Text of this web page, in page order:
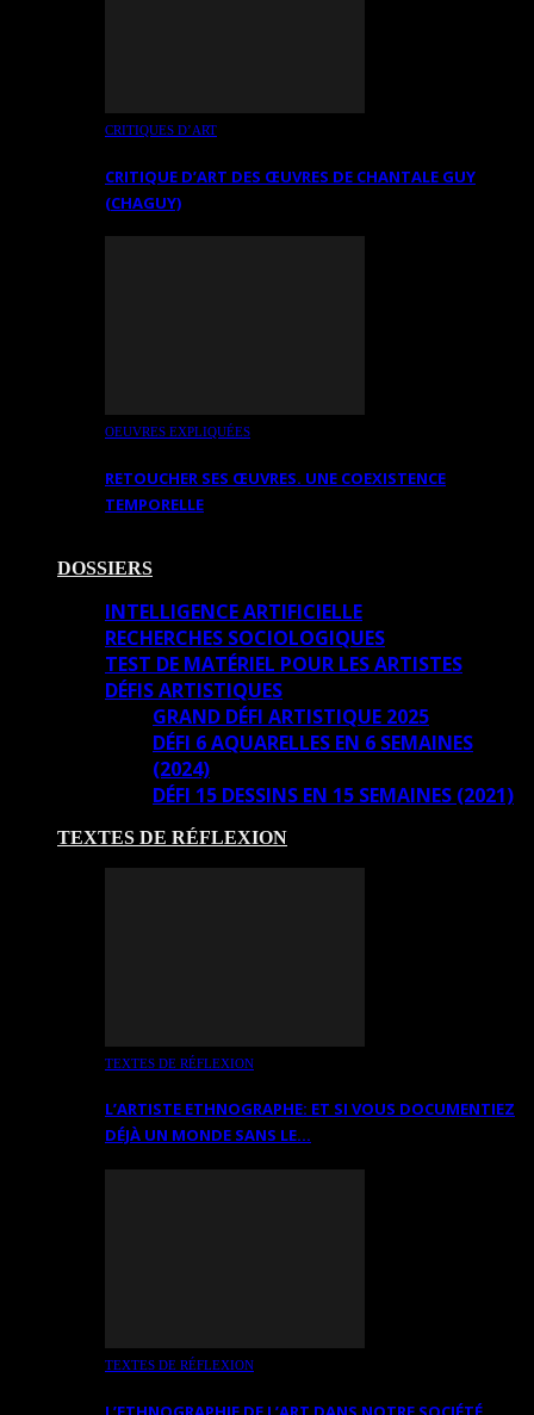
CRITIQUES D’ART
CRITIQUE D’ART DES ŒUVRES DE CHANTALE GUY
(CHAGUY)
OEUVRES EXPLIQUÉES
RETOUCHER SES ŒUVRES. UNE COEXISTENCE
TEMPORELLE
DOSSIERS
INTELLIGENCE ARTIFICIELLE
RECHERCHES SOCIOLOGIQUES
TEST DE MATÉRIEL POUR LES ARTISTES
DÉFIS ARTISTIQUES
GRAND DÉFI ARTISTIQUE 2025
DÉFI 6 AQUARELLES EN 6 SEMAINES
(2024)
DÉFI 15 DESSINS EN 15 SEMAINES (2021)
TEXTES DE RÉFLEXION
TEXTES DE RÉFLEXION
L’ARTISTE ETHNOGRAPHE: ET SI VOUS DOCUMENTIEZ
DÉJÀ UN MONDE SANS LE…
TEXTES DE RÉFLEXION